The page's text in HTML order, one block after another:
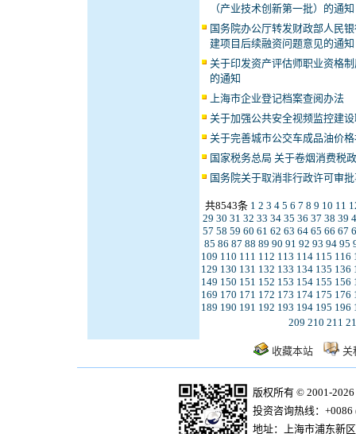
（产业技术创新第一批）的通知
国务院办公厅转发财政部人民
建项目后续融资问题意见的通知
关于印发资产评估师职业资格
的通知
上海市企业登记档案查阅办法
关于加强公共安全视频监控建
关于完善城市公交车成品油价
国家税务总局 关于卷烟消费税
国务院关于取消非行政许可审
共8543条 1 2 3 4 5 6 7 8 9 10 11
29 30 31 32 33 34 35 36 37 38 39
57 58 59 60 61 62 63 64 65 66 67
85 86 87 88 89 90 91 92 93 94 95
109 110 111 112 113 114 115 116
129 130 131 132 133 134 135 136
149 150 151 152 153 154 155 156
169 170 171 172 173 174 175 176
189 190 191 192 193 194 195 196
209 210 211
收藏本站 关
版权所有 © 2001-
投资咨询热线：+0086
地址：上海市浦东新